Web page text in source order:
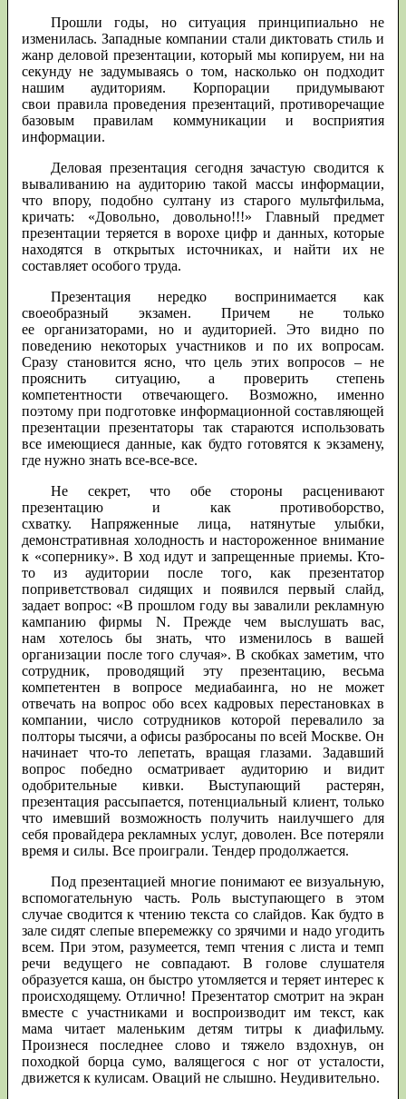
Прошли годы, но ситуация принципиально не
изменилась. Западные компании стали диктовать стиль и
жанр деловой презентации, который мы копируем, ни на
секунду не задумываясь о том, насколько он подходит
нашим аудиториям. Корпорации придумывают
свои правила проведения презентаций, противоречащие
базовым правилам коммуникации и восприятия
информации.
Деловая презентация сегодня зачастую сводится к
вываливанию на аудиторию такой массы информации,
что впору, подобно султану из старого мультфильма,
кричать: «Довольно, довольно!!!» Главный предмет
презентации теряется в ворохе цифр и данных, которые
находятся в открытых источниках, и найти их не
составляет особого труда.
Презентация нередко воспринимается как
своеобразный экзамен. Причем не только
ее организаторами, но и аудиторией. Это видно по
поведению некоторых участников и по их вопросам.
Сразу становится ясно, что цель этих вопросов – не
прояснить ситуацию, а проверить степень
компетентности отвечающего. Возможно, именно
поэтому при подготовке информационной составляющей
презентации презентаторы так стараются использовать
все имеющиеся данные, как будто готовятся к экзамену,
где нужно знать все-все-все.
Не секрет, что обе стороны расценивают
презентацию и как противоборство,
схватку. Напряженные лица, натянутые улыбки,
демонстративная холодность и настороженное внимание
к «сопернику». В ход идут и запрещенные приемы. Кто-
то из аудитории после того, как презентатор
поприветствовал сидящих и появился первый слайд,
задает вопрос: «В прошлом году вы завалили рекламную
кампанию фирмы N. Прежде чем выслушать вас,
нам хотелось бы знать, что изменилось в вашей
организации после того случая». В скобках заметим, что
сотрудник, проводящий эту презентацию, весьма
компетентен в вопросе медиабаинга, но не может
отвечать на вопрос обо всех кадровых перестановках в
компании, число сотрудников которой перевалило за
полторы тысячи, а офисы разбросаны по всей Москве. Он
начинает что-то лепетать, вращая глазами. Задавший
вопрос победно осматривает аудиторию и видит
одобрительные кивки. Выступающий растерян,
презентация рассыпается, потенциальный клиент, только
что имевший возможность получить наилучшего для
себя провайдера рекламных услуг, доволен. Все потеряли
время и силы. Все проиграли. Тендер продолжается.
Под презентацией многие понимают ее визуальную,
вспомогательную часть. Роль выступающего в этом
случае сводится к чтению текста со слайдов. Как будто в
зале сидят слепые вперемежку со зрячими и надо угодить
всем. При этом, разумеется, темп чтения с листа и темп
речи ведущего не совпадают. В голове слушателя
образуется каша, он быстро утомляется и теряет интерес к
происходящему. Отлично! Презентатор смотрит на экран
вместе с участниками и воспроизводит им текст, как
мама читает маленьким детям титры к диафильму.
Произнеся последнее слово и тяжело вздохнув, он
походкой борца сумо, валящегося с ног от усталости,
движется к кулисам. Оваций не слышно. Неудивительно.